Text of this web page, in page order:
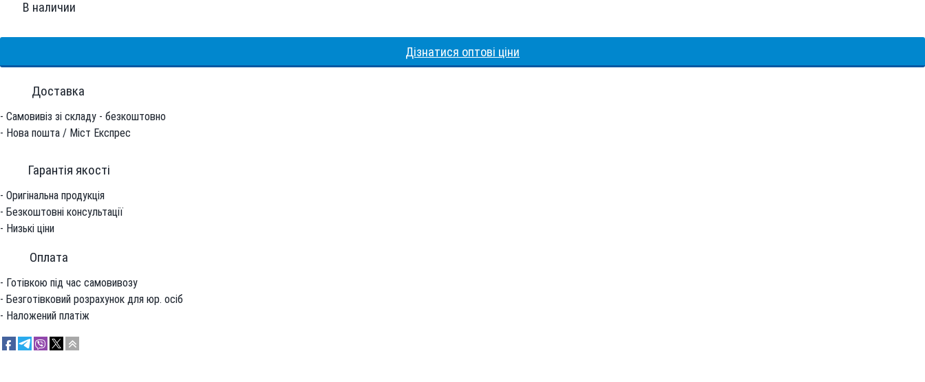
В наличии
Дізнатися оптові ціни
Доставка
- Самовивіз зі складу - безкоштовно
- Нова пошта / Міст Експрес
Гарантiя якостi
- Оригінальна продукція
- Безкоштовні консультації
- Низькі ціни
Оплата
- Готівкою під час самовивозу
- Безготівковий розрахунок для юр. осіб
- Наложений платіж